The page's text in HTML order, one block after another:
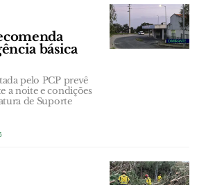
básica
pelo PCP prevê
a noite e condições
de Suporte